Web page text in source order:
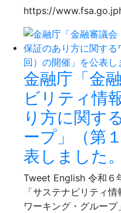
https://
金融庁「金
ビリティ情
り方に関す
ープ」（第
表しました。
Tweet English 令和６
「サステナビリティ
ワーキング・グルー